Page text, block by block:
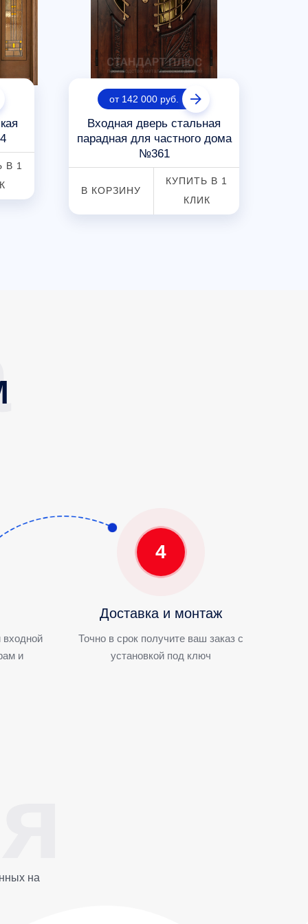
В 1
от 142 000 руб.
Входная дверь стальная
парадная для частного дома
№361
В КОРЗИНУ
КУПИТЬ В 1
КЛИК
входной
и
4
Доставка и монтаж
Точно в срок получите ваш заказ с
установкой под ключ
на